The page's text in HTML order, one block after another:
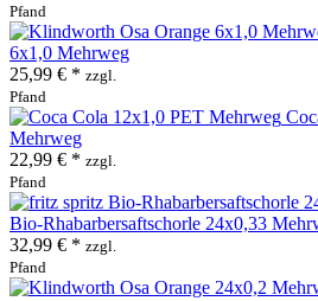
Pfand
6x1,0 Mehrweg
25,99 € * zzgl.
Pfand
Mehrweg
22,99 € * zzgl.
Pfand
Bio-Rhabarbersaftschorle 24x0,33
32,99 € * zzgl.
Pfand